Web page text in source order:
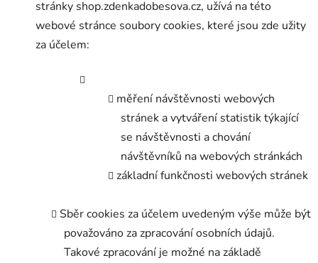
stránky shop.zdenkadobesova.cz, užívá na této
webové stránce soubory cookies, které jsou zde užity
za účelem:
měření návštěvnosti webových
stránek a vytváření statistik týkající
se návštěvnosti a chování
návštěvníků na webových stránkách
základní funkčnosti webových stránek
Sběr cookies za účelem uvedeným výše může být
považováno za zpracování osobních údajů.
Takové zpracování je možné na základě